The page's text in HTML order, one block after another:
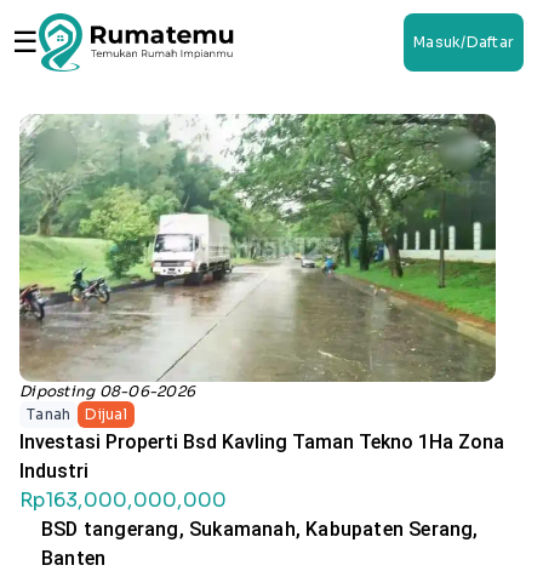
☰ Masuk/Daftar
Diposting 08-06-2026
Tanah
Dijual
Investasi Properti Bsd Kavling Taman Tekno 1Ha Zona
Industri
Rp163,000,000,000
BSD tangerang, Sukamanah, Kabupaten Serang,
Banten